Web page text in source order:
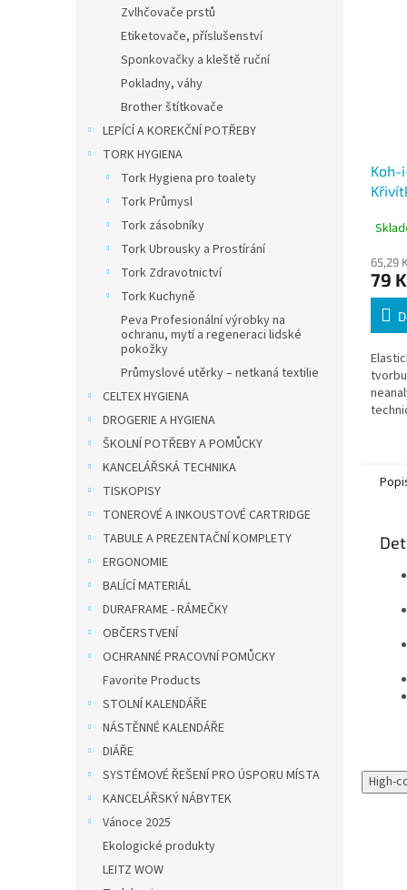
Zvlhčovače prstů
Etiketovače, příslušenství
Sponkovačky a kleště ruční
Pokladny, váhy
Brother štítkovače
LEPÍCÍ A KOREKČNÍ POTŘEBY
TORK HYGIENA
Tork Hygiena pro toalety
Tork Průmysl
Tork zásobníky
Tork Ubrousky a Prostírání
Tork Zdravotnictví
Tork Kuchyně
Peva Profesionální výrobky na
ochranu, mytí a regeneraci lidské
pokožky
Průmyslové utěrky – netkaná textilie
CELTEX HYGIENA
DROGERIE A HYGIENA
ŠKOLNÍ POTŘEBY A POMŮCKY
KANCELÁŘSKÁ TECHNIKA
TISKOPISY
TONEROVÉ A INKOUSTOVÉ CARTRIDGE
TABULE A PREZENTAČNÍ KOMPLETY
ERGONOMIE
BALÍCÍ MATERIÁL
DURAFRAME - RÁMEČKY
OBČERSTVENÍ
OCHRANNÉ PRACOVNÍ POMŮCKY
Favorite Products
STOLNÍ KALENDÁŘE
NÁSTĚNNÉ KALENDÁŘE
DIÁŘE
SYSTÉMOVÉ ŘEŠENÍ PRO ÚSPORU MÍSTA
KANCELÁŘSKÝ NÁBYTEK
Vánoce 2025
Ekologické produkty
LEITZ WOW
Koh-
65,29
79
High-